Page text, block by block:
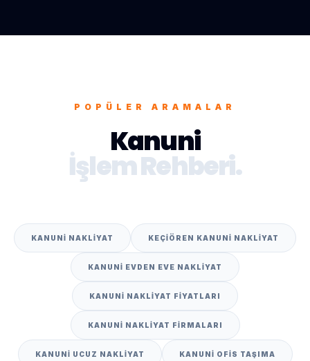
POPÜLER ARAMALAR
Kanuni
İşlem Rehberi.
KANUNI NAKLIYAT KEÇIÖREN KANUNI NAKLIYAT
KANUNI EVDEN EVE NAKLIYAT
KANUNI NAKLIYAT FIYATLARI
KANUNI NAKLIYAT FIRMALARI
KANUNI UCUZ NAKLIYAT KANUNI OFIS TAŞIMA